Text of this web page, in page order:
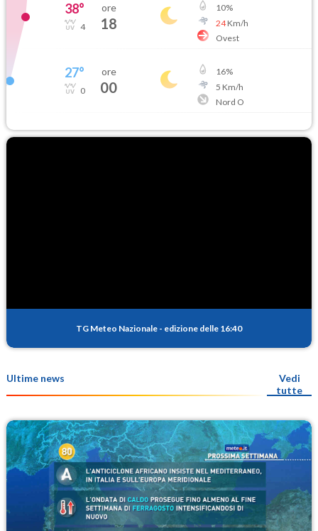
38°
4
ore
18
10%
24Km/h
Ovest
27°
0
ore
00
16%
5 Km/h
Nord O
TG Meteo Nazionale - edizione delle 16:40
Ultime news
Vedi
tutte